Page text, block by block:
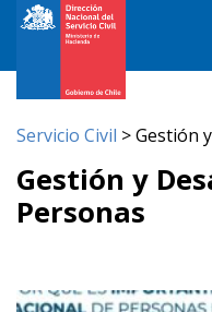
Servicio Civil >Gestión
Gestión y
Personas